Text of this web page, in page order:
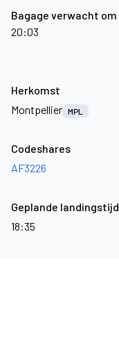
Bagage verwacht om
20:03
Herkomst
Montpellier MPL
Codeshares
AF3226
Geplande landingstijd
18:35